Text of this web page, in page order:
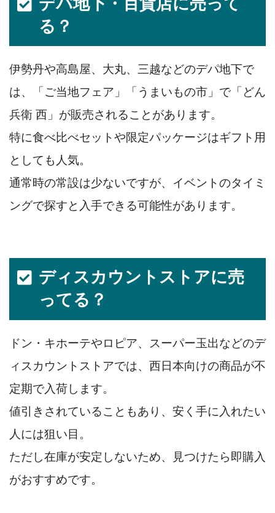
る？
伊勢丹や高島屋、大丸、三越などのデパ地下で
は、「ご当地フェア」「うまいもの市」で「どん
兵衛 西」が販売されることがあります。
特に食べ比べセットや限定パッケージはギフト用
としても人気。
通常時の常設は少ないですが、イベントのタイミ
ングで探すと入手できる可能性があります。
ディスカウントストアに売
ってる？
ドン・キホーテやロピア、スーパー玉出などのデ
ィスカウントストアでは、西日本向けの商品が不
定期で入荷します。
値引きされていることもあり、安く手に入れたい
人には狙い目。
ただし在庫が安定しないため、見つけたら即購入
がおすすめです。